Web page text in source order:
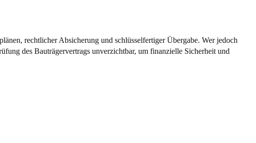
rechtlicher Absicherung und schlüsselfertiger Übergabe. Wer jedoch
des Bauträgervertrags unverzichtbar, um finanzielle Sicherheit und